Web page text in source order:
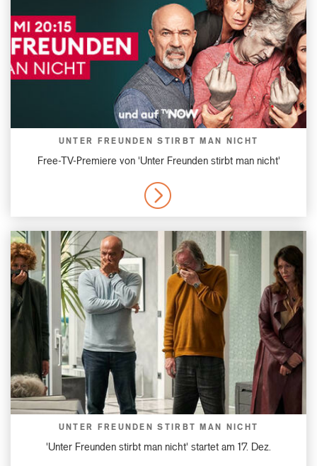
UNTER FREUNDEN STIRBT MAN NICHT
Free-TV-Premiere von 'Unter Freunden stirbt man nicht'
MORE
UNTER FREUNDEN STIRBT MAN NICHT
'Unter Freunden stirbt man nicht' startet am 17. Dez.